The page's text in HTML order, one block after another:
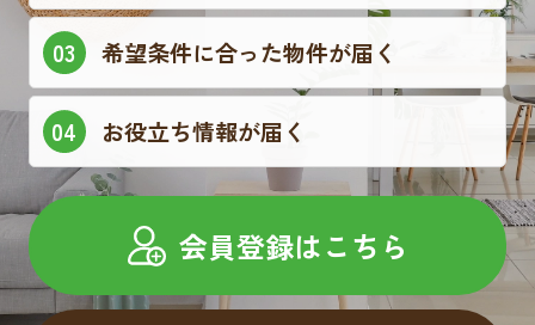
希望条件に合った物件が届く
お役立ち情報が届く
会員登録はこちら